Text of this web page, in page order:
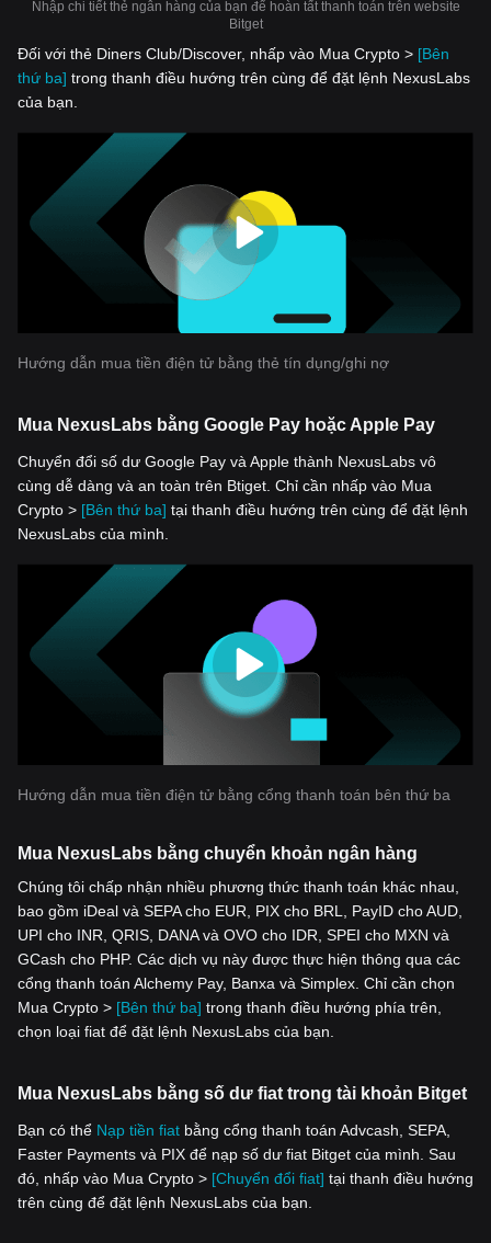
Nhập chi tiết thẻ ngân hàng của bạn để hoàn tất thanh toán trên website
Bitget
Đối với thẻ Diners Club/Discover, nhấp vào Mua Crypto > [Bên
thứ ba] trong thanh điều hướng trên cùng để đặt lệnh NexusLabs
của bạn.
Hướng dẫn mua tiền điện tử bằng thẻ tín dụng/ghi nợ
Mua NexusLabs bằng Google Pay hoặc Apple Pay
Chuyển đổi số dư Google Pay và Apple thành NexusLabs vô
cùng dễ dàng và an toàn trên Btiget. Chỉ cần nhấp vào Mua
Crypto > [Bên thứ ba] tại thanh điều hướng trên cùng để đặt lệnh
NexusLabs của mình.
Hướng dẫn mua tiền điện tử bằng cổng thanh toán bên thứ ba
Mua NexusLabs bằng chuyển khoản ngân hàng
Chúng tôi chấp nhận nhiều phương thức thanh toán khác nhau,
bao gồm iDeal và SEPA cho EUR, PIX cho BRL, PayID cho AUD,
UPI cho INR, QRIS, DANA và OVO cho IDR, SPEI cho MXN và
GCash cho PHP. Các dịch vụ này được thực hiện thông qua các
cổng thanh toán Alchemy Pay, Banxa và Simplex. Chỉ cần chọn
Mua Crypto > [Bên thứ ba] trong thanh điều hướng phía trên,
chọn loại fiat để đặt lệnh NexusLabs của bạn.
Mua NexusLabs bằng số dư fiat trong tài khoản Bitget
Bạn có thể Nạp tiền fiat bằng cổng thanh toán Advcash, SEPA,
Faster Payments và PIX để nạp số dư fiat Bitget của mình. Sau
đó, nhấp vào Mua Crypto > [Chuyển đổi fiat] tại thanh điều hướng
trên cùng để đặt lệnh NexusLabs của bạn.